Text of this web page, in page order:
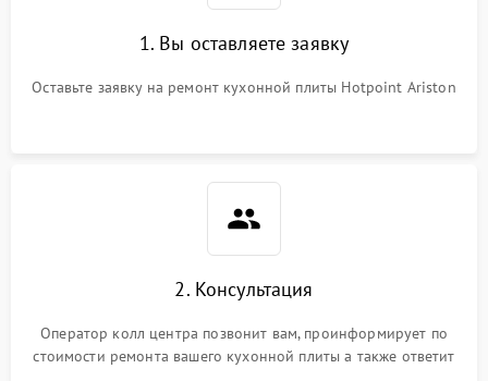
1. Вы оставляете заявку
Оставьте заявку на ремонт кухонной плиты Hotpoint Ariston
2. Консультация
Оператор колл центра позвонит вам, проинформирует по
стоимости ремонта вашего кухонной плиты а также ответит